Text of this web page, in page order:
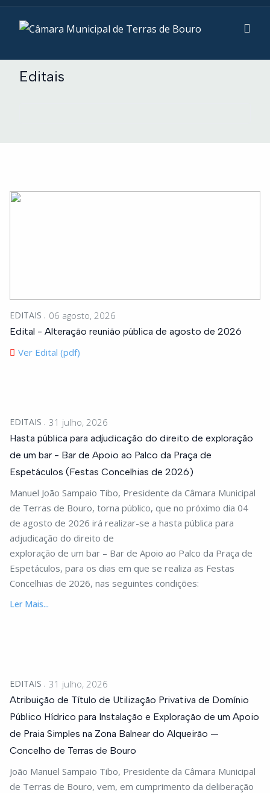
Editais
EDITAIS 06 agosto, 2026
Edital - Alteração reunião pública de agosto de 2026
Ver Edital (pdf)
EDITAIS 31 julho, 2026
Hasta pública para adjudicação do direito de exploração
de um bar - Bar de Apoio ao Palco da Praça de
Espetáculos (Festas Concelhias de 2026)
Manuel João Sampaio Tibo, Presidente da Câmara Municipal
de Terras de Bouro, torna público, que no próximo dia 04
de agosto de 2026 irá realizar-se a hasta pública para
adjudicação do direito de
exploração de um bar – Bar de Apoio ao Palco da Praça de
Espetáculos, para os dias em que se realiza as Festas
Concelhias de 2026, nas seguintes condições:
Ler Mais...
EDITAIS 31 julho, 2026
Atribuição de Título de Utilização Privativa de Domínio
Público Hídrico para Instalação e Exploração de um Apoio
de Praia Simples na Zona Balnear do Alqueirão —
Concelho de Terras de Bouro
João Manuel Sampaio Tibo, Presidente da Câmara Municipal
de Terras de Bouro, vem, em cumprimento da deliberação